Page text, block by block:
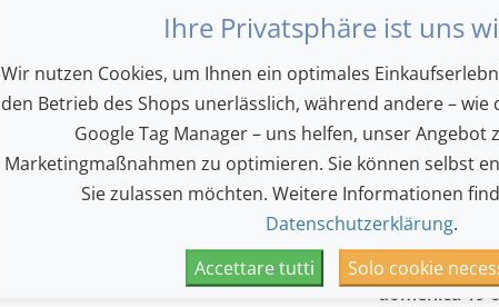
8|
domenica 19
9|
domenica 19
10|
Welt und
domenica 19
Ihre Privatsphäre ist uns
Wir nutzen Cookies, um Ihnen ein optimales
den Betrieb des Shops unerlässlich, während andere – wie
Google Tag Manager – uns helfen, unser Angebot
Marketingmaßnahmen zu optimieren. Sie können selbst
Sie zulassen möchten. Weitere Informationen
Datenschutzerklärung.
Accettare tutti
Solo cookie